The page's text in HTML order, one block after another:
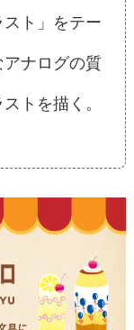
ト」をテー
ナログの質
トを描く。